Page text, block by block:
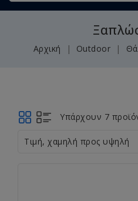
Αρχική Outdoor
Υπάρχουν 7
Τιμή, χαμηλή προς υψηλή